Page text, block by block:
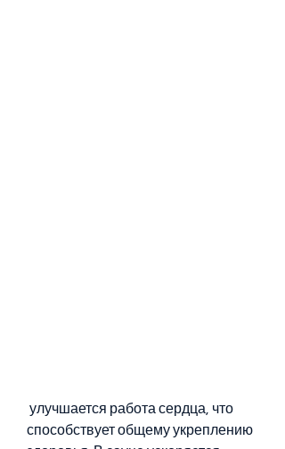
способствует общему укреплению